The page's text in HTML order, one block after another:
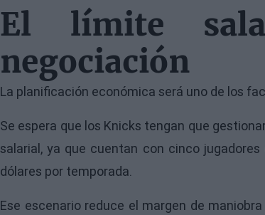
El límite
negociación
La planificación económica será uno de los
Se espera que los Knicks tengan que
salarial, ya que cuentan con cinco
dólares por temporada.
Ese escenario reduce el margen de